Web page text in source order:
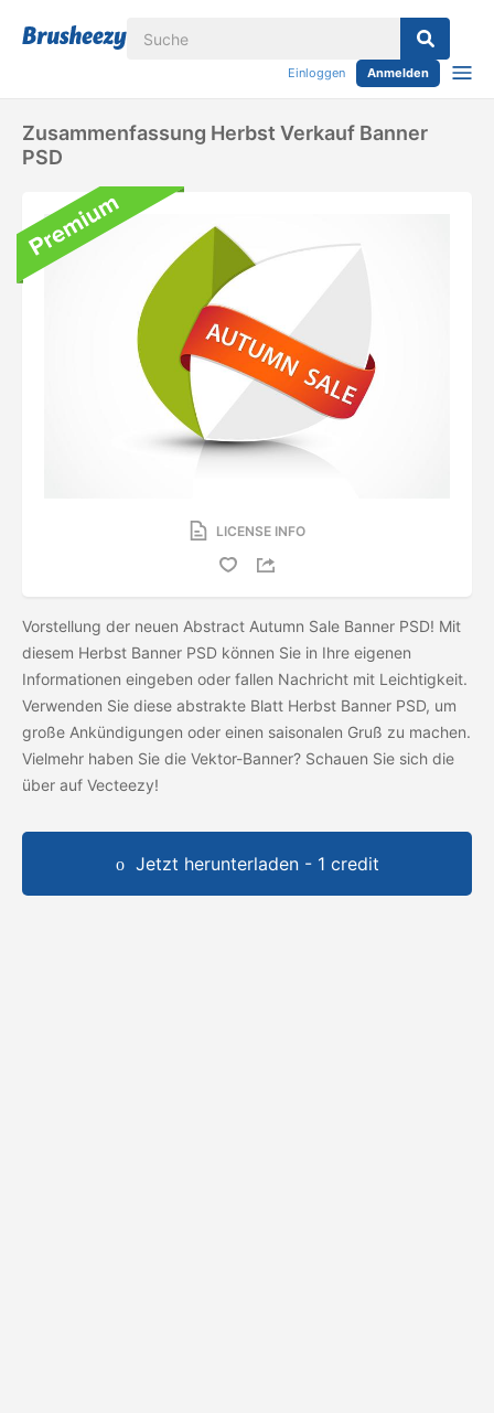
Einloggen Anmelden
Zusammenfassung Herbst Verkauf Banner
PSD
LICENSE INFO
Vorstellung der neuen Abstract Autumn Sale Banner PSD! Mit
diesem Herbst Banner PSD können Sie in Ihre eigenen
Informationen eingeben oder fallen Nachricht mit Leichtigkeit.
Verwenden Sie diese abstrakte Blatt Herbst Banner PSD, um
große Ankündigungen oder einen saisonalen Gruß zu machen.
Vielmehr haben Sie die Vektor-Banner? Schauen Sie sich die
über auf Vecteezy!
Jetzt herunterladen - 1 credit